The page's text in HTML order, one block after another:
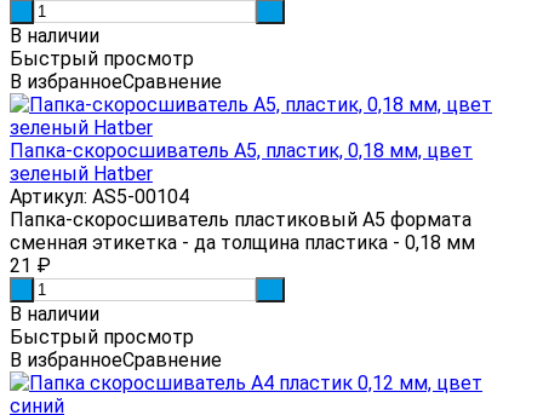
В наличии
Быстрый просмотр
В избранноеСравнение
Папка-скоросшиватель А5, пластик, 0,18 мм, цвет
зеленый Hatber
Артикул: AS5-00104
Папка-скоросшиватель пластиковый А5 формата
сменная этикетка - да толщина пластика - 0,18 мм
21 ₽
В наличии
Быстрый просмотр
В избранноеСравнение